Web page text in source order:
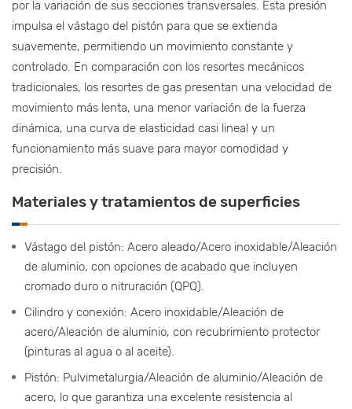
por la variación de sus secciones transversales. Esta presión
impulsa el vástago del pistón para que se extienda
suavemente, permitiendo un movimiento constante y
controlado. En comparación con los resortes mecánicos
tradicionales, los resortes de gas presentan una velocidad de
movimiento más lenta, una menor variación de la fuerza
dinámica, una curva de elasticidad casi lineal y un
funcionamiento más suave para mayor comodidad y
precisión.
Materiales y tratamientos de superficies
Vástago del pistón: Acero aleado/Acero inoxidable/Aleación
de aluminio, con opciones de acabado que incluyen
cromado duro o nitruración (QPQ).
Cilindro y conexión: Acero inoxidable/Aleación de
acero/Aleación de aluminio, con recubrimiento protector
(pinturas al agua o al aceite).
Pistón: Pulvimetalurgia/Aleación de aluminio/Aleación de
acero, lo que garantiza una excelente resistencia al